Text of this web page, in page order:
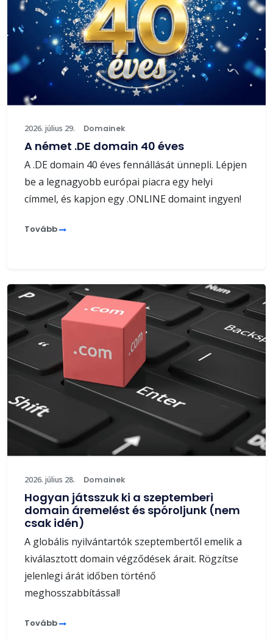
2026. július 29. Domainek
A német .DE domain 40 éves
A .DE domain 40 éves fennállását ünnepli. Lépjen
be a legnagyobb európai piacra egy helyi
címmel, és kapjon egy .ONLINE domaint ingyen!
Tovább
2026. július 28. Domainek
Hogyan játsszuk ki a szeptemberi
domain áremelést és spóroljunk (nem
csak idén)
A globális nyilvántartók szeptembertől emelik a
kiválasztott domain végződések árait. Rögzítse
jelenlegi árát időben történő
meghosszabbítással!
Tovább